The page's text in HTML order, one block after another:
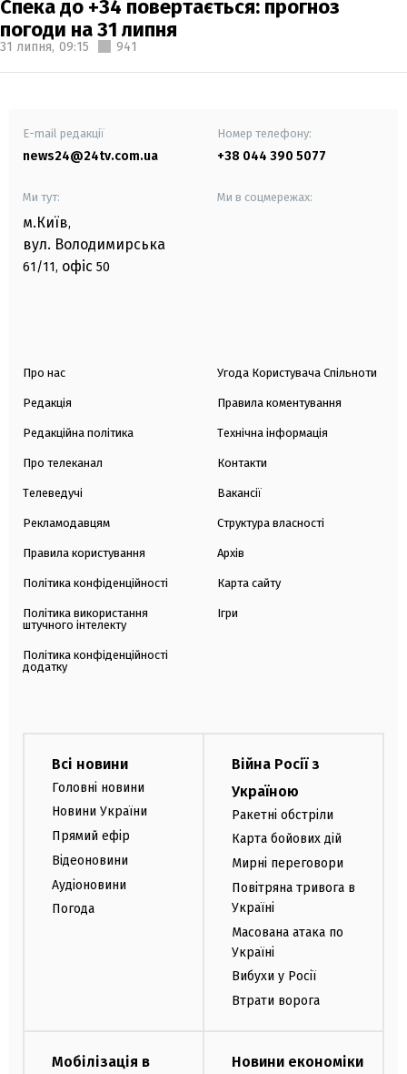
Спека до +34 повертається: прогноз
погоди на 31 липня
31 липня, 09:15 941
E-mail редакції
news24@24tv.com.ua
Номер телефону:
+38 044 390 5077
Ми тут:
м.Київ,
вул. Володимирська
61/11, офіс 50
Ми в соцмережах:
Про нас
Редакція
Редакційна політика
Про телеканал
Телеведучі
Рекламодавцям
Правила користування
Політика конфіденційності
Політика використання
штучного інтелекту
Політика конфіденційності
додатку
Угода Користувача Спільноти
Правила коментування
Технічна інформація
Контакти
Вакансії
Структура власності
Архів
Карта сайту
Ігри
Всі новини
Головні новини
Новини України
Прямий ефір
Відеоновини
Аудіоновини
Погода
Війна Росії з
Україною
Ракетні обстріли
Карта бойових дій
Мирні переговори
Повітряна тривога в
Україні
Масована атака по
Україні
Вибухи у Росії
Втрати ворога
Мобілізація в
Новини економіки